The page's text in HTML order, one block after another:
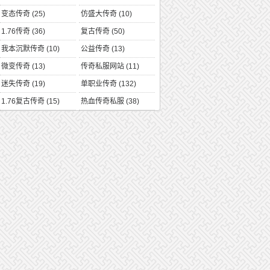
变态传奇 (25) 仿盛大传奇(10)
1.76传奇 (36) 复古传奇(50)
我本沉默传奇 (10) 公益传奇(13)
微变传奇 (13) 传奇私服网站(11)
迷失传奇 (19) 单职业传奇(132)
1.76复古传奇 (15) 热血传奇私服(38)